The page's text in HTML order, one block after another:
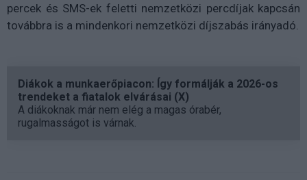
percek és SMS-ek feletti nemzetközi percdíjak kapcsán
továbbra is a mindenkori nemzetközi díjszabás irányadó.
Diákok a munkaerőpiacon: Így formálják a 2026-os
trendeket a fiatalok elvárásai (X)
A diákoknak már nem elég a magas órabér,
rugalmasságot is várnak.